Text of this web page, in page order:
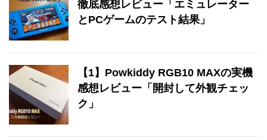
徹底感想レビュー「エミュレーター
とPCゲームのテスト結果」
【1】Powkiddy RGB10 MAXの実機
感想レビュー「開封して外観チェッ
ク」